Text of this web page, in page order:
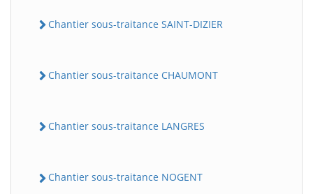
Chantier sous-traitance SAINT-DIZIER
Chantier sous-traitance CHAUMONT
Chantier sous-traitance LANGRES
Chantier sous-traitance NOGENT